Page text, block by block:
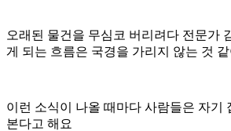
오래된 물건을 무심코 버리려다 전문가
게 되는 흐름은 국경을 가리지 않는 것 같
이런 소식이 나올 때마다 사람들은 자기
본다고 해요